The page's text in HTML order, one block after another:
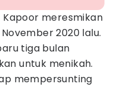
Kapoor meresmikan
2020 lalu.
tiga bulan
untuk menikah.
mempersunting